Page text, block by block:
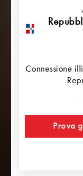
Connessione
Prova